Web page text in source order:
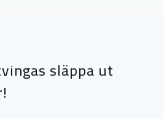
släppa ut